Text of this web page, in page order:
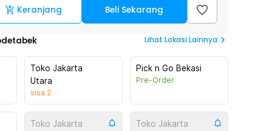
Keranjang Beli Sekarang
Lihat Lokasi Lainnya
Toko Jakarta
Utara
sisa 2
Pick n Go Bekasi
Pre-Order
Toko Jakarta
Toko Jakarta